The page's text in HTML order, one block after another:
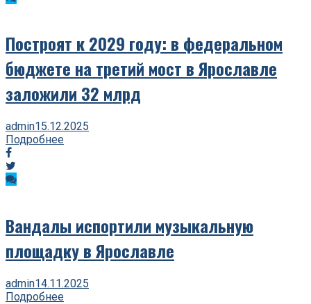
Построят к 2029 году: в федеральном
бюджете на третий мост в Ярославле
заложили 32 млрд
admin15.12.2025
Подробнее
Вандалы испортили музыкальную
площадку в Ярославле
admin14.11.2025
Подробнее